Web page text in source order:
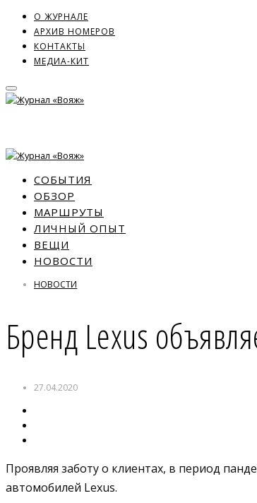
О ЖУРНАЛЕ
АРХИВ НОМЕРОВ
КОНТАКТЫ
МЕДИА-КИТ
СОБЫТИЯ
ОБЗОР
МАРШРУТЫ
ЛИЧНЫЙ ОПЫТ
ВЕЩИ
НОВОСТИ
НОВОСТИ
Бренд Lexus
27.04.2020
Проявляя заботу о клиентах, в период
автомобилей Lexus.